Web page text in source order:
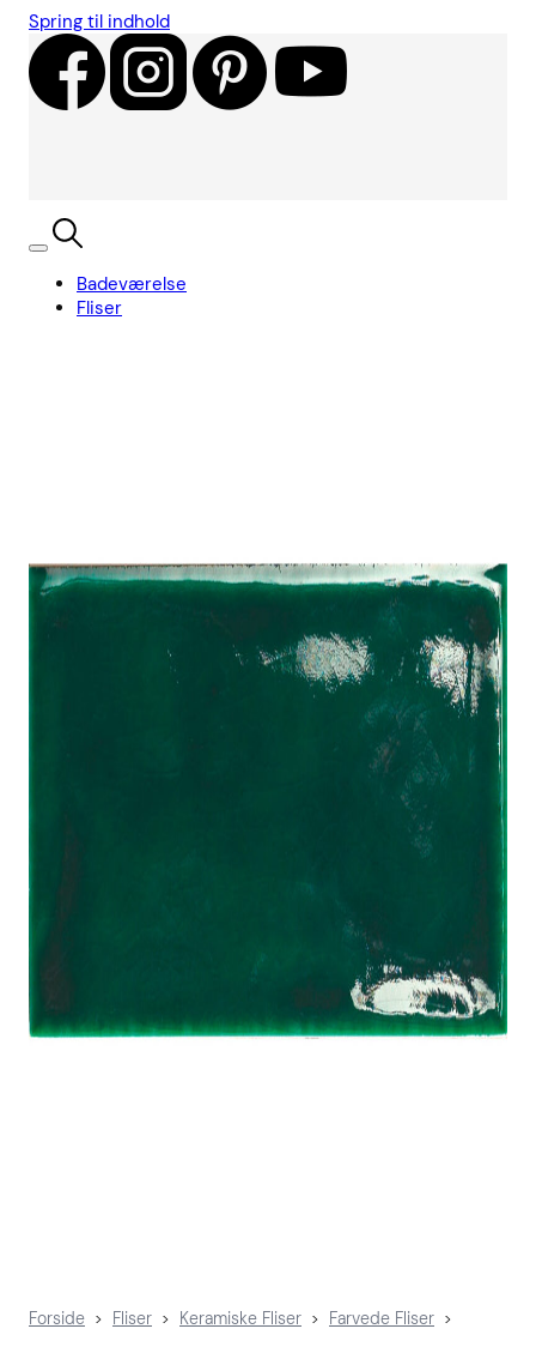
Spring til indhold
Badeværelse
Fliser
Forside > Fliser > Keramiske Fliser > Farvede Fliser >